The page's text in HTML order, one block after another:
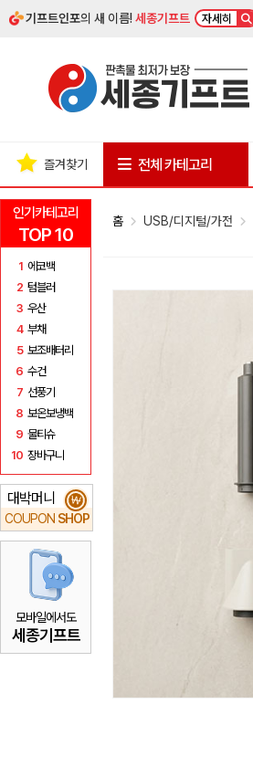
기프트인포의 새 이름!세종기프트 자세히
인기카테고리
TOP 10
1 에코백
2 텀블러
3 우산
4 부채
5 보조배터리
6 수건
7 선풍기
8 보온보냉백
9 물티슈
10 장바구니
대박머니
COUPON SHOP
₩
모바일에서도
세종기프트
즐겨찾기 전체 카테고리
홈 USB/디지털/가전